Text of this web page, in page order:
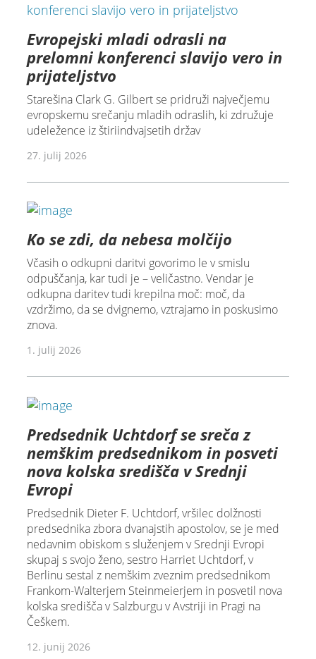
Evropejski mladi odrasli na
prelomni konferenci slavijo vero in
prijateljstvo
Starešina Clark G. Gilbert se pridruži največjemu
evropskemu srečanju mladih odraslih, ki združuje
udeležence iz štiriindvajsetih držav
27. julij 2026
Ko se zdi, da nebesa molčijo
Včasih o odkupni daritvi govorimo le v smislu
odpuščanja, kar tudi je – veličastno. Vendar je
odkupna daritev tudi krepilna moč: moč, da
vzdržimo, da se dvignemo, vztrajamo in poskusimo
znova.
1. julij 2026
Predsednik Uchtdorf se sreča z
nemškim predsednikom in posveti
nova kolska središča v Srednji
Evropi
Predsednik Dieter F. Uchtdorf, vršilec dolžnosti
predsednika zbora dvanajstih apostolov, se je med
nedavnim obiskom s služenjem v Srednji Evropi
skupaj s svojo ženo, sestro Harriet Uchtdorf, v
Berlinu sestal z nemškim zveznim predsednikom
Frankom-Walterjem Steinmeierjem in posvetil nova
kolska središča v Salzburgu v Avstriji in Pragi na
Češkem.
12. junij 2026